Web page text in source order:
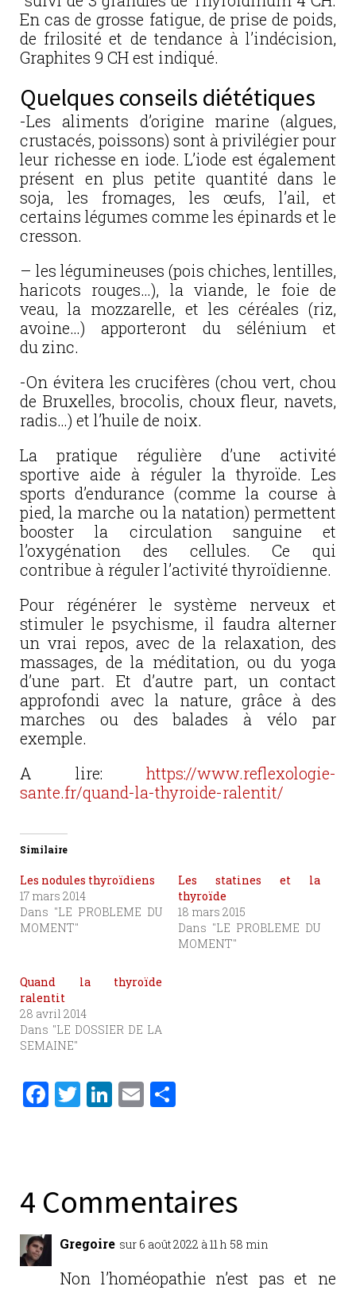
En cas de grosse fatigue, de prise de poids,
de frilosité et de tendance à l’indécision,
Graphites 9 CH est indiqué.
Quelques conseils diététiques
-Les aliments d’origine marine (algues,
crustacés, poissons) sont à privilégier pour
leur richesse en iode. L’iode est également
présent en plus petite quantité dans le
soja, les fromages, les œufs, l’ail, et
certains légumes comme les épinards et le
cresson.
– les légumineuses (pois chiches, lentilles,
haricots rouges…), la viande, le foie de
veau, la mozzarelle, et les céréales (riz,
avoine…) apporteront du sélénium et
du zinc.
-On évitera les crucifères (chou vert, chou
de Bruxelles, brocolis, choux fleur, navets,
radis…) et l’huile de noix.
La pratique régulière d’une activité
sportive aide à réguler la thyroïde. Les
sports d’endurance (comme la course à
pied, la marche ou la natation) permettent
booster la circulation sanguine et
l’oxygénation des cellules. Ce qui
contribue à réguler l’activité thyroïdienne.
Pour régénérer le système nerveux et
stimuler le psychisme, il faudra alterner
un vrai repos, avec de la relaxation, des
massages, de la méditation, ou du yoga
d’une part. Et d’autre part, un contact
approfondi avec la nature, grâce à des
marches ou des balades à vélo par
exemple.
A lire: https://www.reflexologie-
sante.fr/quand-la-thyroide-ralentit/
Similaire
Les nodules thyroïdiens
17 mars 2014
Dans "LE PROBLEME DU
MOMENT"
Les statines et la
thyroïde
18 mars 2015
Dans "LE PROBLEME DU
MOMENT"
Quand la thyroïde
ralentit
28 avril 2014
Dans "LE DOSSIER DE LA
SEMAINE"
F
b
o
o
k
T
r
Li
dI
n
E
er
4 Commentaires
Gregoire sur 6 août 2022 à 11 h 58 min
Non l’homéopathie n’est pas et ne